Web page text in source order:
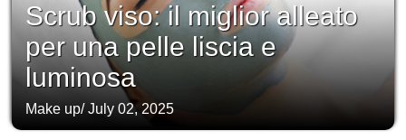
Scrub viso: il miglior alleato
per una pelle liscia e
luminosa
Make up/July 02, 2025